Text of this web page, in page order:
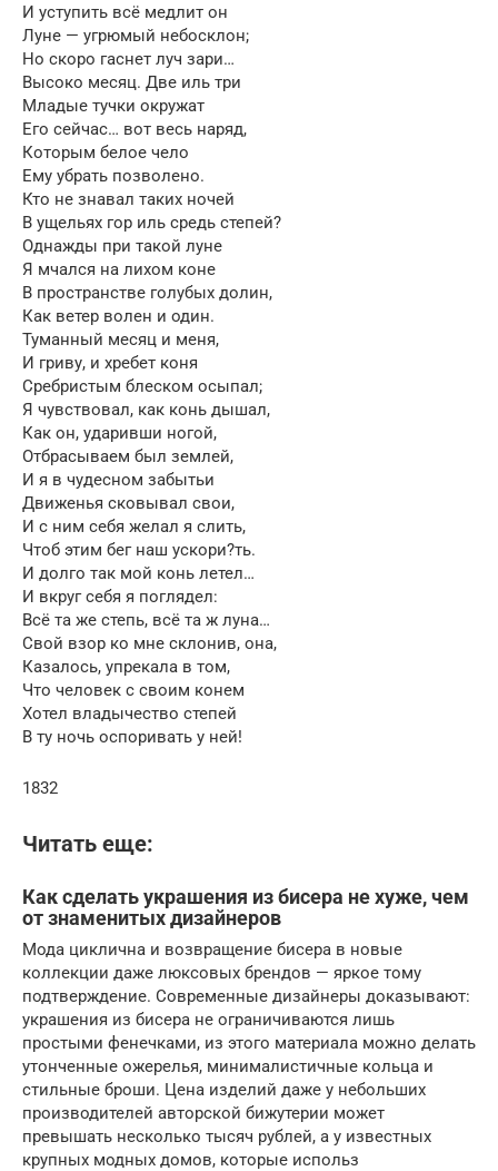
И уступить всё медлит он
Луне — угрюмый небосклон;
Но скоро гаснет луч зари…
Высоко месяц. Две иль три
Младые тучки окружат
Его сейчас… вот весь наряд,
Которым белое чело
Ему убрать позволено.
Кто не знавал таких ночей
В ущельях гор иль средь степей?
Однажды при такой луне
Я мчался на лихом коне
В пространстве голубых долин,
Как ветер волен и один.
Туманный месяц и меня,
И гриву, и хребет коня
Сребристым блеском осыпал;
Я чувствовал, как конь дышал,
Как он, ударивши ногой,
Отбрасываем был землей,
И я в чудесном забытьи
Движенья сковывал свои,
И с ним себя желал я слить,
Чтоб этим бег наш ускори?ть.
И долго так мой конь летел…
И вкруг себя я поглядел:
Всё та же степь, всё та ж луна…
Свой взор ко мне склонив, она,
Казалось, упрекала в том,
Что человек с своим конем
Хотел владычество степей
В ту ночь оспоривать у ней!
1832
Читать еще:
Как сделать украшения из бисера не хуже, чем
от знаменитых дизайнеров
Мода циклична и возвращение бисера в новые
коллекции даже люксовых брендов — яркое тому
подтверждение. Современные дизайнеры доказывают:
украшения из бисера не ограничиваются лишь
простыми фенечками, из этого материала можно делать
утонченные ожерелья, минималистичные кольца и
стильные броши. Цена изделий даже у небольших
производителей авторской бижутерии может
превышать несколько тысяч рублей, а у известных
крупных модных домов, которые использ